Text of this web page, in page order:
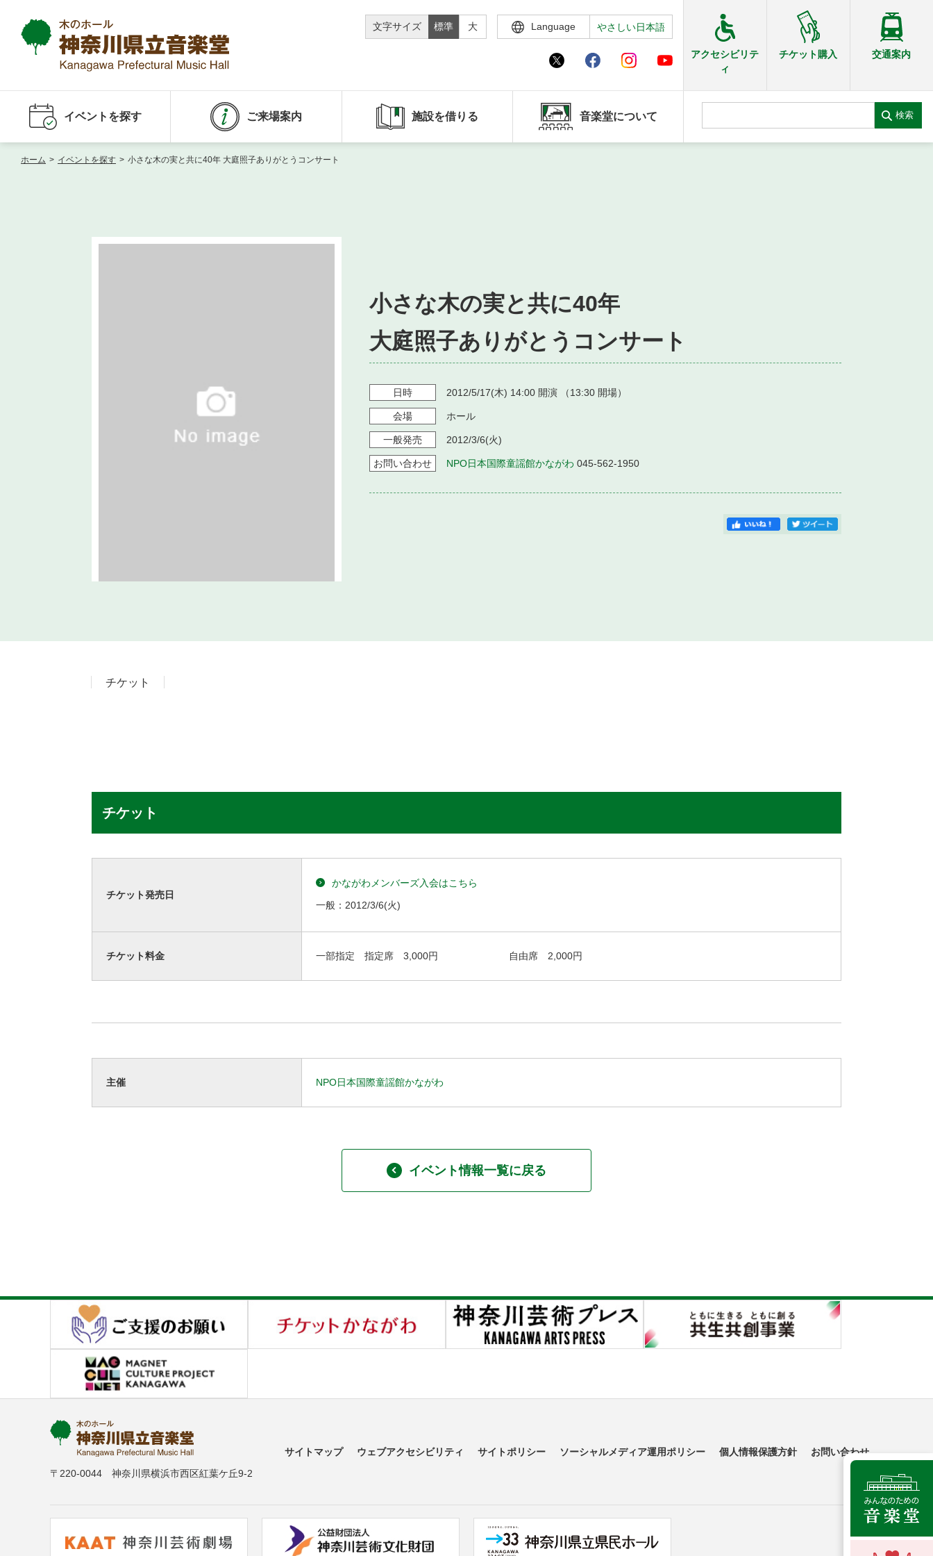
文字サイズ 標準 大 Language やさしい日本語
アクセシビリテ
ィ
チケット購入 交通案内
イベントを探す ご来場案内 施設を借りる 音楽堂について 検索
ホーム > イベントを探す > 小さな木の実と共に40年 大庭照子ありがとうコンサート
小さな木の実と共に40年
大庭照子ありがとうコンサート
日時 2012/5/17(木) 14:00 開演 （13:30 開場）
会場 ホール
一般発売 2012/3/6(火)
お問い合わせ NPO日本国際童謡館かながわ 045-562-1950
チケット
チケット
チケット発売日
かながわメンバーズ入会はこちら
一般： 2012/3/6(火)
チケット料金 一部指定 指定席 3,000円 自由席 2,000円
主催 NPO日本国際童謡館かながわ
イベント情報一覧に戻る
〒220-0044 神奈川県横浜市西区紅葉ケ丘9-2
サイトマップ ウェブアクセシビリティ サイトポリシー ソーシャルメディア運用ポリシー 個人情報保護方針 お問い合わせ